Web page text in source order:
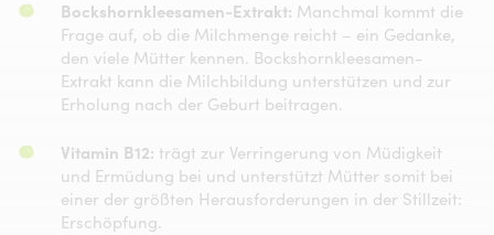
Bockshornkleesamen-Extrakt: Manchmal kommt die
Frage auf, ob die Milchmenge reicht – ein Gedanke,
den viele Mütter kennen. Bockshornkleesamen-
Extrakt kann die Milchbildung unterstützen und zur
Erholung nach der Geburt beitragen.
Vitamin B12: trägt zur Verringerung von Müdigkeit
und Ermüdung bei und unterstützt Mütter somit bei
einer der größten Herausforderungen in der Stillzeit:
Erschöpfung.